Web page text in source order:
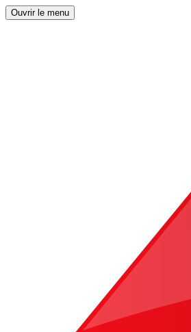
Ouvrir le menu